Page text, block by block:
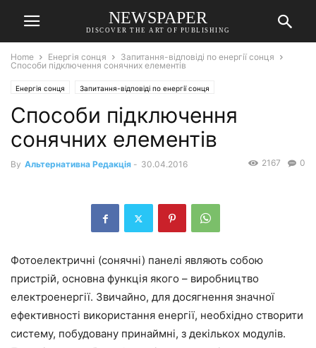
NEWSPAPER
DISCOVER THE ART OF PUBLISHING
Home Енергія сонця
Запитання-відповіді по енергії сонця
Способи підключення сонячних елементів
Енергія сонця Запитання-відповіді по енергії сонця
Способи підключення
сонячних елементів
By Альтернативна Редакція - 30.04.2016 0
2167
Фотоелектричні (сонячні) панелі являють собою
пристрій, основна функція якого – виробництво
електроенергії. Звичайно, для досягнення значної
ефективності використання енергії, необхідно створити
систему, побудовану принаймні, з декількох модулів.